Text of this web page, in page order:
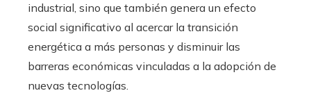
industrial, sino que también genera un efecto
social significativo al acercar la transición
energética a más personas y disminuir las
barreras económicas vinculadas a la adopción de
nuevas tecnologías.